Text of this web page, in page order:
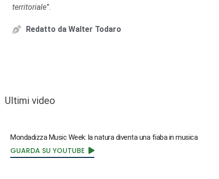
territoriale”.
Redatto da Walter Todaro
Ultimi video
Mondadizza Music Week: la natura diventa una fiaba in musica
GUARDA SU YOUTUBE